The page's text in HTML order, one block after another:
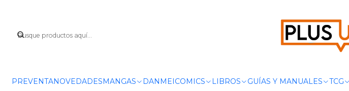
PREVENTANOVEDADESMANGAS DANMEICOMICS LIBROS GUÍAS Y MANUALES TCG